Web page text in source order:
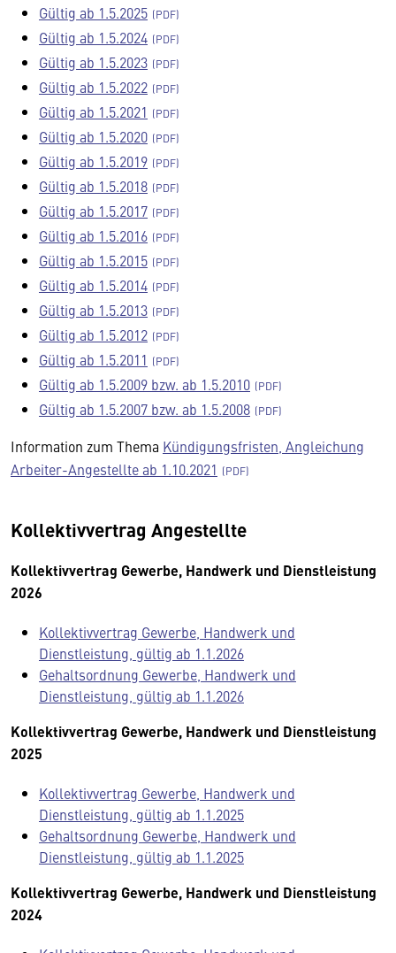
Gültig ab 1.5.2025
Gültig ab 1.5.2024
Gültig ab 1.5.2023
Gültig ab 1.5.2022
Gültig ab 1.5.2021
Gültig ab 1.5.2020
Gültig ab 1.5.2019
Gültig ab 1.5.2018
Gültig ab 1.5.2017
Gültig ab 1.5.2016
Gültig ab 1.5.2015
Gültig ab 1.5.2014
Gültig ab 1.5.2013
Gültig ab 1.5.2012
Gültig ab 1.5.2011
Gültig ab 1.5.2009 bzw. ab 1.5.2010
Gültig ab 1.5.2007 bzw. ab 1.5.2008
Information zum Thema Kündigungsfristen, Angleichung
Arbeiter-Angestellte ab 1.10.2021
Kollektivvertrag Angestellte
Kollektivvertrag Gewerbe, Handwerk und Dienstleistung
2026
Kollektivvertrag Gewerbe, Handwerk und
Dienstleistung, gültig ab 1.1.2026
Gehaltsordnung Gewerbe, Handwerk und
Dienstleistung, gültig ab 1.1.2026
Kollektivvertrag Gewerbe, Handwerk und Dienstleistung
2025
Kollektivvertrag Gewerbe, Handwerk und
Dienstleistung, gültig ab 1.1.2025
Gehaltsordnung Gewerbe, Handwerk und
Dienstleistung, gültig ab 1.1.2025
Kollektivvertrag Gewerbe, Handwerk und Dienstleistung
2024